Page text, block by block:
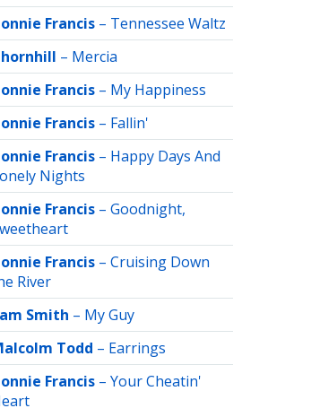
Francis – Tennessee Waltz
– Mercia
Francis – My Happiness
Francis – Fallin'
Francis – Happy Days And
Nights
Francis – Goodnight,
Francis – Cruising Down
River
Smith – My Guy
Todd – Earrings
Francis – Your Cheatin'